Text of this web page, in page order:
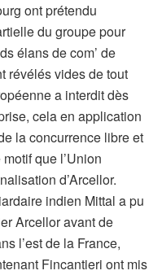
ont prétendu
du groupe pour
élans de com’ de
révélés vides de tout
a interdit dès
cela en application
la concurrence libre et
que l’Union
d’Arcellor.
indien Mittal a pu
Arcellor avant de
l’est de la France,
Fincantieri ont mis